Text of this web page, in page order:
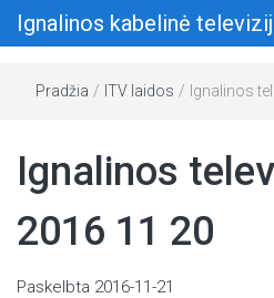
Ignalinos kabelinė
Pradžia / ITV laidos / Ignalinos
Ignalinos
2016 11 20
Paskelbta 2016-11-21